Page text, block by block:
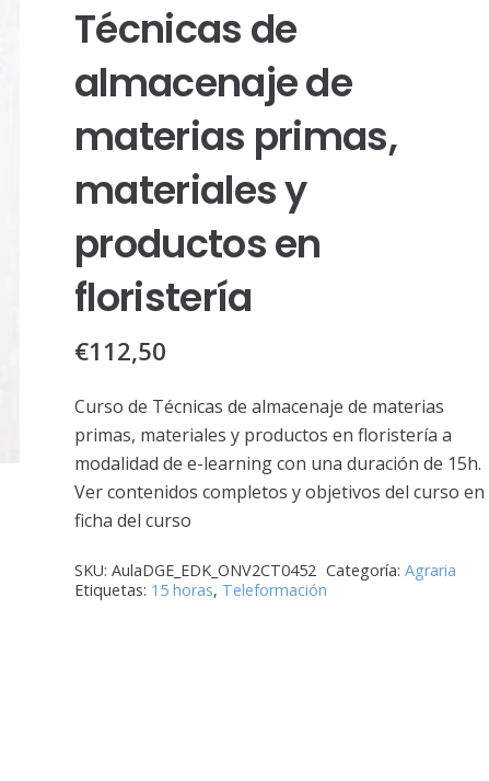
Técnicas de
almacenaje de
materias primas,
materiales y
productos en
floristería
€112,50
Curso de Técnicas de almacenaje de materias
primas, materiales y productos en floristería a
modalidad de e-learning con una duración de 15h.
Ver contenidos completos y objetivos del curso en
ficha del curso
SKU:AulaDGE_EDK_ONV2CT0452 Categoría: Agraria
Etiquetas: 15 horas, Teleformación